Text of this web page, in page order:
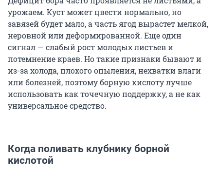
урожаем. Куст может цвести нормально, но
завязей будет мало, а часть ягод вырастет мелкой,
неровной или деформированной. Еще один
сигнал — слабый рост молодых листьев и
потемнение краев. Но такие признаки бывают и
из-за холода, плохого опыления, нехватки влаги
или болезней, поэтому борную кислоту лучше
использовать как точечную поддержку, а не как
универсальное средство.
Когда поливать клубнику борной
кислотой